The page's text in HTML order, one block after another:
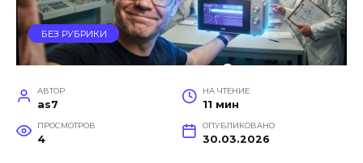
БЕЗ РУБРИКИ
АВТОР
as7
НА ЧТЕНИЕ
11 мин
ПРОСМОТРОВ
4
ОПУБЛИКОВАНО
30.03.2026